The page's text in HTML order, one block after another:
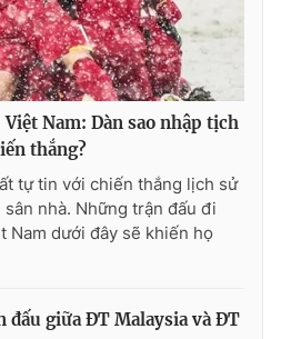
Nam: Dàn sao nhập tịch
thắng?
tự tin với chiến thắng lịch sử
nhà. Những trận đấu đi
Nam dưới đây sẽ khiến họ
đấu giữa ĐT Malaysia và ĐT